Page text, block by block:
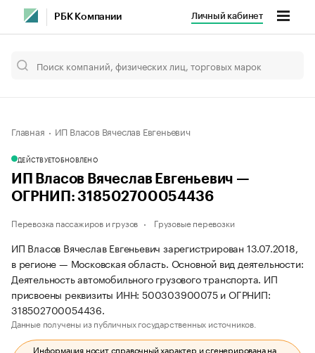
РБК Компании Личный кабинет
Главная ИП Власов Вячеслав Евгеньевич
ДЕЙСТВУЕТОБНОВЛЕНО
ИП Власов Вячеслав Евгеньевич —
ОГРНИП: 318502700054436
Перевозка пассажиров и грузов Грузовые перевозки
ИП Власов Вячеслав Евгеньевич зарегистрирован 13.07.2018,
в регионе — Московская область. Основной вид деятельности:
Деятельность автомобильного грузового транспорта. ИП
присвоены реквизиты ИНН: 500303900075 и ОГРНИП:
318502700054436.
Данные получены из публичных государственных источников.
Информация носит справочный характер и сгенерирована на